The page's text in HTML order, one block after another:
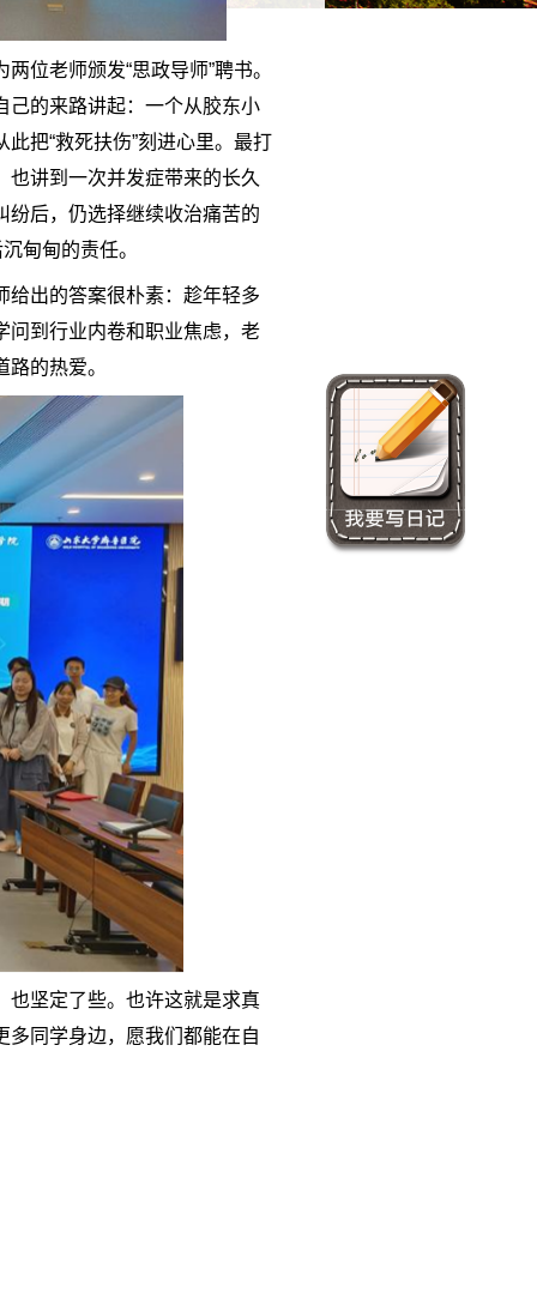
位老师颁发“思政导师”聘书。
己的来路讲起：一个从胶东小
把“救死扶伤”刻进心里。最打
讲到一次并发症带来的长久
纷后，仍选择继续收治痛苦的
甸甸的责任。
给出的答案很朴素：趁年轻多
问到行业内卷和职业焦虑，老
的热爱。
也坚定了些。也许这就是求真
同学身边，愿我们都能在自